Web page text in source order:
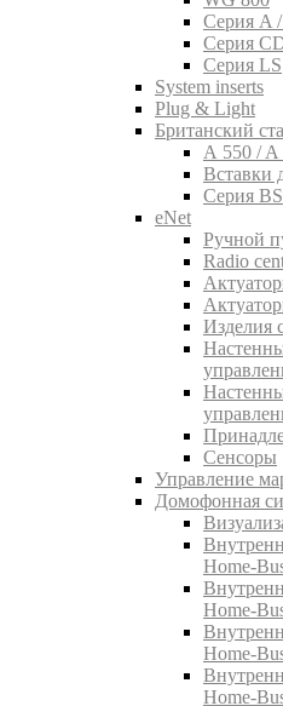
Серия A
Серия
Серия LS
System inserts
Plug & Light
Британский
A 550 /
Вставки
Серия BS
eNet
Pучной
Radio
Изделия
Сенсоры
Управление
Домофонная
Home-
Home-
Home-
Home-